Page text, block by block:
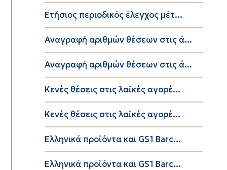
Eτήσιος περιοδικός έλεγχος μέτ...
Αναγραφή αριθμών θέσεων στις ά...
Αναγραφή αριθμών θέσεων στις ά...
Κενές θέσεις στις λαϊκές αγορέ...
Κενές θέσεις στις λαϊκές αγορέ...
Ελληνικά προϊόντα και GS1 Barc...
Ελληνικά προϊόντα και GS1 Barc...